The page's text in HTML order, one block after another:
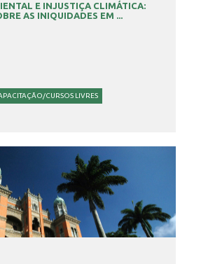
E INJUSTIÇA CLIMÁTICA:
AS INIQUIDADES EM ...
CURSOS LIVRES